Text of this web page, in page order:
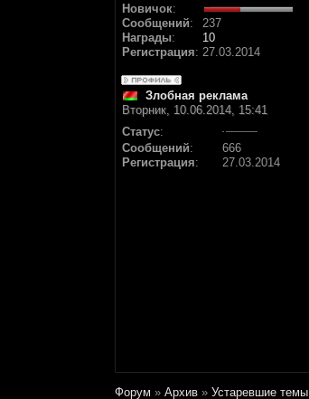
Новичок:
Сообщений:
237
Награды:
10
Регистрация: 27.03.2014
Злобная реклама
Вторник, 10.06.2014, 15:41
Статус:
Сообщений:
666
Регистрация: 27.03.2014
Форум » Архив » Устаревшие темы